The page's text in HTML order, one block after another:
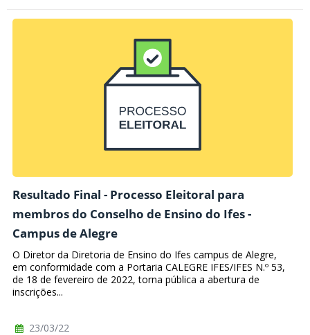
Resultado Final - Processo Eleitoral para
membros do Conselho de Ensino do Ifes -
Campus de Alegre
O Diretor da Diretoria de Ensino do Ifes campus de Alegre,
em conformidade com a Portaria CALEGRE IFES/IFES N.º 53,
de 18 de fevereiro de 2022, torna pública a abertura de
inscrições...
23/03/22